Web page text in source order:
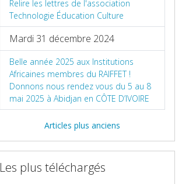
Relire les lettres de l'association
Technologie Éducation Culture
Mardi 31 décembre 2024
Belle année 2025 aux Institutions
Africaines membres du RAIFFET !
Donnons nous rendez vous du 5 au 8
mai 2025 à Abidjan en CÔTE D’IVOIRE
Articles plus anciens
Les plus téléchargés